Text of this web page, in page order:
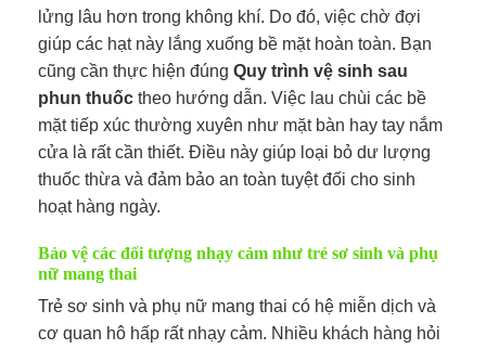
lửng lâu hơn trong không khí. Do đó, việc chờ đợi
giúp các hạt này lắng xuống bề mặt hoàn toàn. Bạn
cũng cần thực hiện đúng Quy trình vệ sinh sau
phun thuốc theo hướng dẫn. Việc lau chùi các bề
mặt tiếp xúc thường xuyên như mặt bàn hay tay nắm
cửa là rất cần thiết. Điều này giúp loại bỏ dư lượng
thuốc thừa và đảm bảo an toàn tuyệt đối cho sinh
hoạt hàng ngày.
Bảo vệ các đối tượng nhạy cảm như trẻ sơ sinh và phụ
nữ mang thai
Trẻ sơ sinh và phụ nữ mang thai có hệ miễn dịch và
cơ quan hô hấp rất nhạy cảm. Nhiều khách hàng hỏi